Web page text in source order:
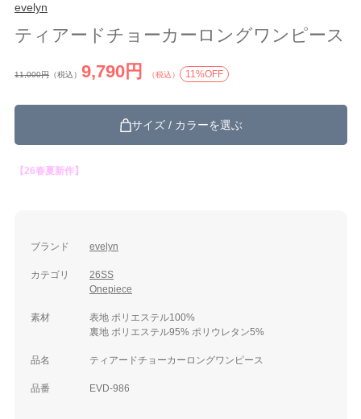
evelyn
ティアードチョーカーロングワンピース
11,000円 （税込） 9,790円 （税込） 11%OFF
サイズ / カラーを選ぶ
【26春夏新作】
ブランド evelyn
カテゴリ
26SS
Onepiece
素材
表地 ポリエステル100%
裏地 ポリエステル95% ポリウレタン5%
品名 ティアードチョーカーロングワンピース
品番 EVD-986